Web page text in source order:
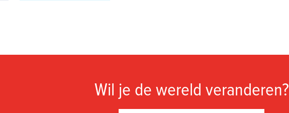
Wil je de wereld veranderen?